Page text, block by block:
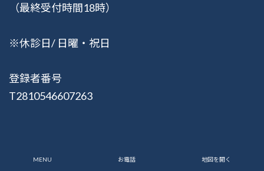
（最終受付時間18時）
※休診日/ 日曜・祝日
登録者番号
T2810546607263
MENU お電話 地図を開く